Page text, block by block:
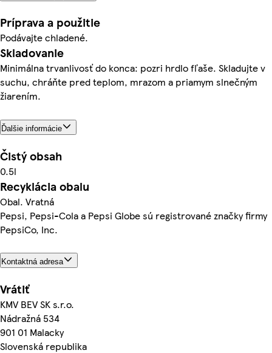
Príprava a použitie
Podávajte chladené.
Skladovanie
Minimálna trvanlivosť do konca: pozri hrdlo fľaše. Skladujte v
suchu, chráňte pred teplom, mrazom a priamym slnečným
žiarením.
Ďalšie informácie
Čistý obsah
0.5l
Recyklácia obalu
Obal. Vratná
Pepsi, Pepsi-Cola a Pepsi Globe sú registrované značky firmy
PepsiCo, Inc.
Kontaktná adresa
Vrátiť
KMV BEV SK s.r.o.
Nádražná 534
901 01 Malacky
Slovenská republika